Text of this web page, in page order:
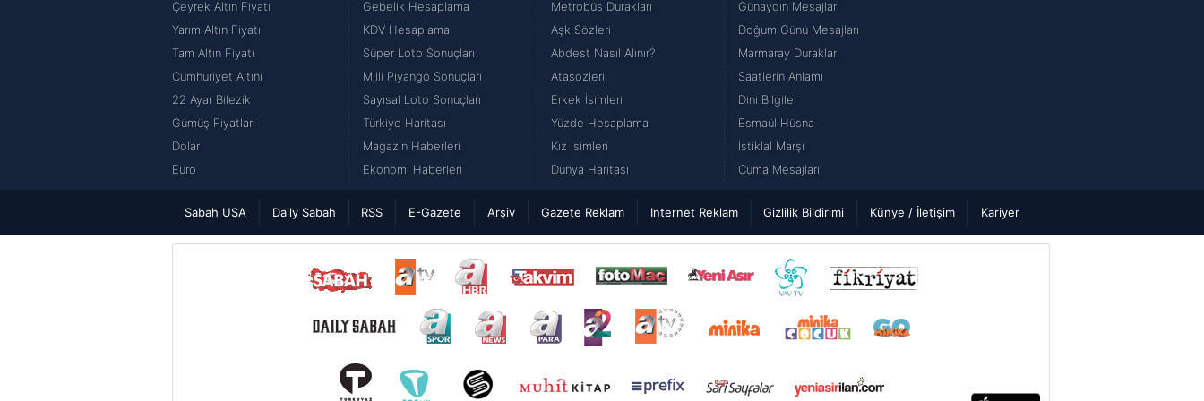
Çeyrek Altın Fiyatı
Yarım Altın Fiyatı
Tam Altın Fiyatı
Cumhuriyet Altını
22 Ayar Bilezik
Gümüş Fiyatları
Dolar
Euro
Gebelik Hesaplama
KDV Hesaplama
Süper Loto Sonuçları
Milli Piyango Sonuçları
Sayısal Loto Sonuçları
Türkiye Haritası
Magazin Haberleri
Ekonomi Haberleri
Metrobüs Durakları
Aşk Sözleri
Abdest Nasıl Alınır?
Atasözleri
Erkek İsimleri
Yüzde Hesaplama
Kız İsimleri
Dünya Haritası
Günaydın Mesajları
Doğum Günü Mesajları
Marmaray Durakları
Saatlerin Anlamı
Dini Bilgiler
Esmaül Hüsna
İstiklal Marşı
Cuma Mesajları
Sabah USA Daily Sabah RSS E-Gazete Arşiv Gazete Reklam Internet Reklam Gizlilik Bildirimi Künye / İletişim Kariyer